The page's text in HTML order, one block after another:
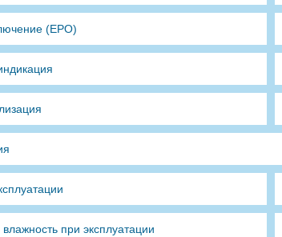
(EPO)
при эксплуатации